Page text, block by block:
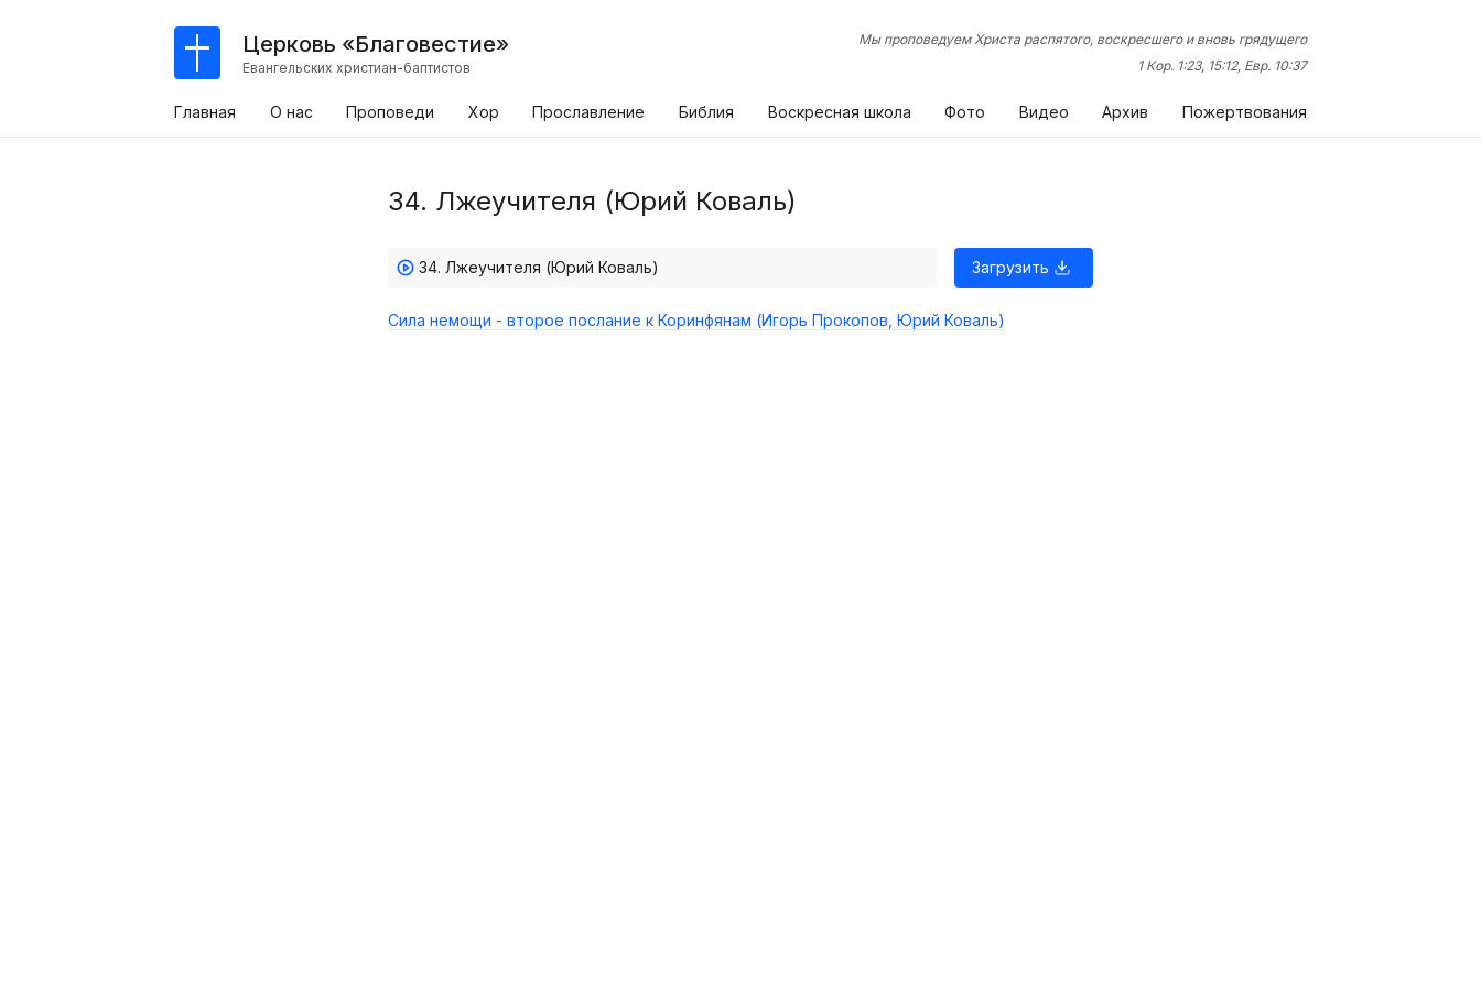
Церковь «Благовестие»
Евангельских христиан-баптистов
Мы проповедуем Христа распятого, воскресшего и вновь грядущего
1 Кор. 1:23, 15:12, Евр. 10:37
Главная О нас Проповеди Хор Прославление Библия Воскресная школа Фото Видео Архив Пожертвования
34. Лжеучителя (Юрий Коваль)
Загрузить
34. Лжеучителя (Юрий Коваль)
Сила немощи - второе послание к Коринфянам (Игорь Прокопов, Юрий Коваль)